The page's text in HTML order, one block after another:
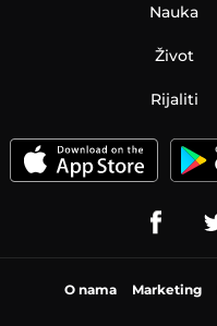
Nauka
Život
Rijaliti
O nama Marketing